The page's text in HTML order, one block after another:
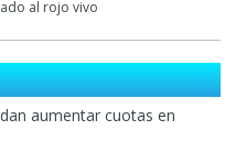
al rojo vivo
aumentar cuotas en